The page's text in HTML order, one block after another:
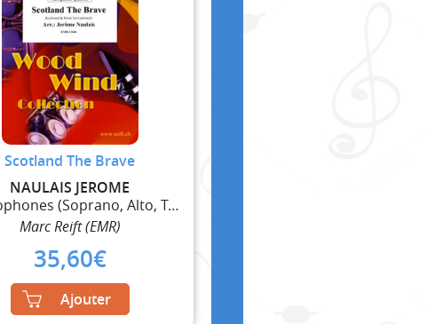
Scotland The Brave
NAULAIS JEROME
4 Saxophones (Soprano, Alto, Ténor, Baryton)
Marc Reift (EMR)
35,60€
Ajouter